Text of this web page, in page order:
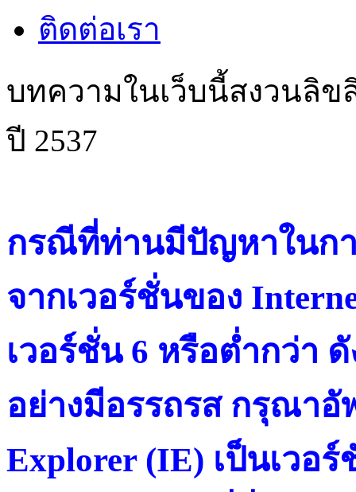
ติดต่อเรา
บทความในเว็บนี้สงวนลิ
ปี 2537
กรณีที่ท่านมีปัญหาในกา
จากเวอร์ชั่นของ
เวอร์ชั่น 6 หรือต่ำกว่า
อย่างมีอรรถรส กรุณาอั
Explorer (IE) เป็นเวอ